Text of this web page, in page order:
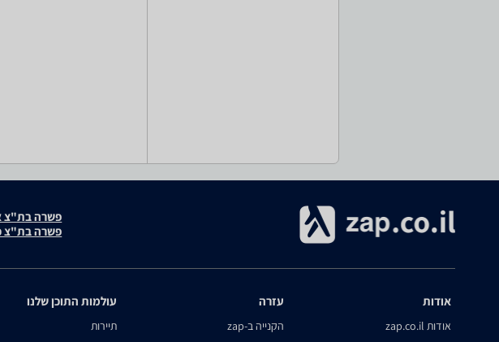
פשרה בת"צ
פשרה בת"צ
אודות
אודות zap.co.il
עזרה
הקנייה ב-zap
עולמות התוכן שלנו
תיירות